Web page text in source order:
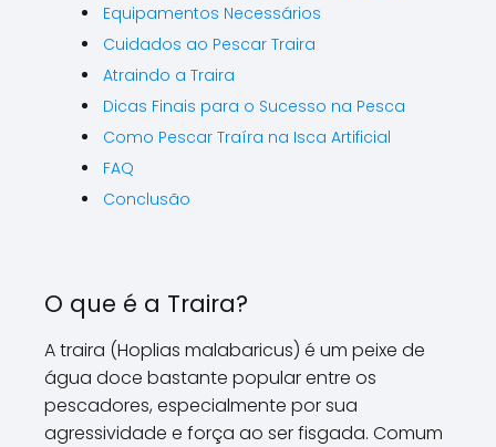
Equipamentos Necessários
Cuidados ao Pescar Traira
Atraindo a Traira
Dicas Finais para o Sucesso na Pesca
Como Pescar Traíra na Isca Artificial
FAQ
Conclusão
O que é a Traira?
A traira (Hoplias malabaricus) é um peixe de
água doce bastante popular entre os
pescadores, especialmente por sua
agressividade e força ao ser fisgada. Comum